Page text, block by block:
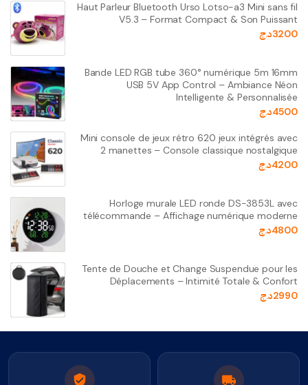
Haut Parleur Bluetooth Urso Lotso-a3 Mini sans fil
V5.3 – Format Compact & Son Puissant
3200د.ج
Bande LED RGB tube 360° numérique 5m 16mm
USB 5V App Control – Ambiance Néon
Intelligente & Personnalisée
4500د.ج
Mini console de jeux rétro 620 jeux intégrés avec
2 manettes – Console classique nostalgique
4200د.ج
Horloge murale LED ronde DS-3853L avec
télécommande – Affichage numérique moderne
4800د.ج
Tente de Douche et Change Suspendue pour les
Déplacements – Intimité Totale & Confort
2990د.ج